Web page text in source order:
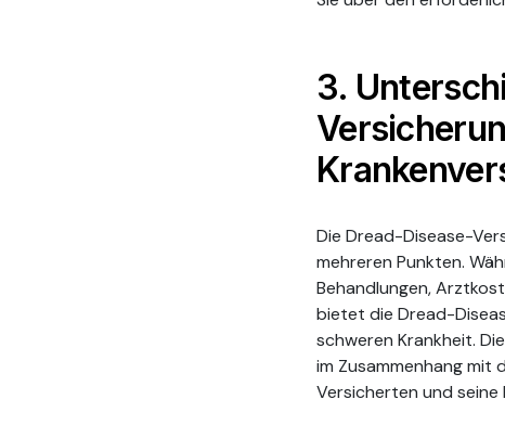
3.
Die Dread-Disease-
mehreren Punkten.
Behandlungen,
bietet die Dread-
schweren Krankheit.
im Zusammenhang mit
Versicherten und seine